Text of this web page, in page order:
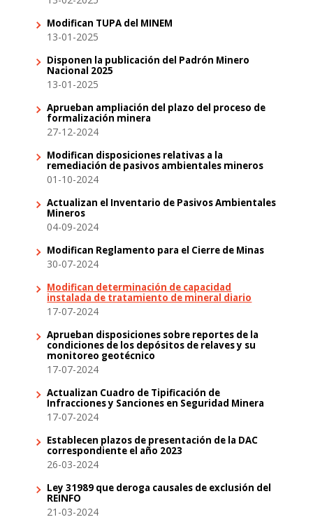
Modifican TUPA del MINEM
13-01-2025
Disponen la publicación del Padrón Minero
Nacional 2025
13-01-2025
Aprueban ampliación del plazo del proceso de
formalización minera
27-12-2024
Modifican disposiciones relativas a la
remediación de pasivos ambientales mineros
01-10-2024
Actualizan el Inventario de Pasivos Ambientales
Mineros
04-09-2024
Modifican Reglamento para el Cierre de Minas
30-07-2024
Modifican determinación de capacidad
instalada de tratamiento de mineral diario
17-07-2024
Aprueban disposiciones sobre reportes de la
condiciones de los depósitos de relaves y su
monitoreo geotécnico
17-07-2024
Actualizan Cuadro de Tipificación de
Infracciones y Sanciones en Seguridad Minera
17-07-2024
Establecen plazos de presentación de la DAC
correspondiente el año 2023
26-03-2024
Ley 31989 que deroga causales de exclusión del
REINFO
21-03-2024